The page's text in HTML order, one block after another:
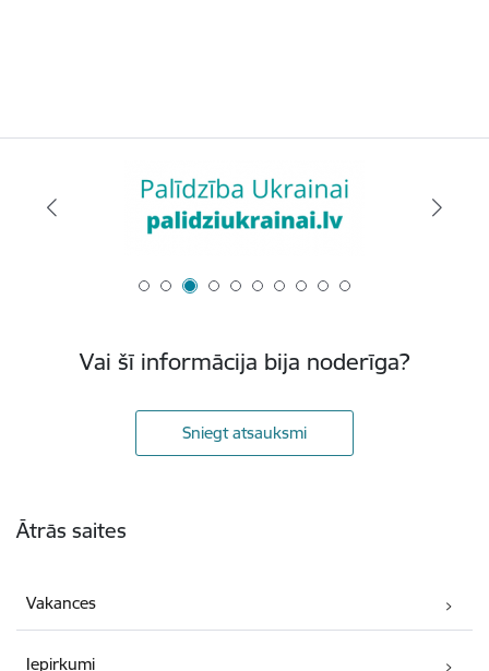
Vai šī informācija bija noderīga?
Sniegt atsauksmi
Ātrās saites
Vakances
Iepirkumi